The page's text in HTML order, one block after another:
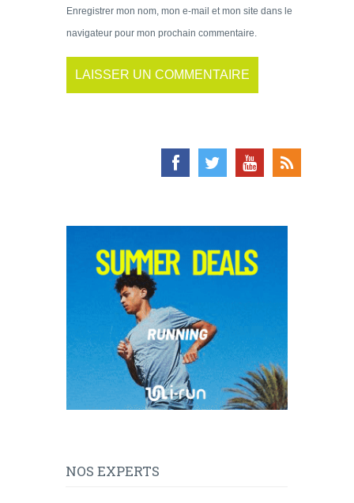
Enregistrer mon nom, mon e-mail et mon site dans le
navigateur pour mon prochain commentaire.
NOS EXPERTS